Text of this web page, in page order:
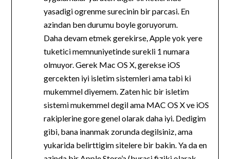
yasadigi ogrenme surecinin bir parcasi. En
azindan ben durumu boyle goruyorum.
Daha devam etmek gerekirse, Apple yok yere
tuketici memnuniyetinde surekli 1 numara
olmuyor. Gerek Mac OS X, gerekse iOS
gercekten iyi isletim sistemleri ama tabi ki
mukemmel diyemem. Zaten hic bir isletim
sistemi mukemmel degil ama MAC OS X ve iOS
rakiplerine gore genel olarak daha iyi. Dedigim
gibi, bana inanmak zorunda degilsiniz, ama
yukarida belirttigim sitelere bir bakin. Ya da en